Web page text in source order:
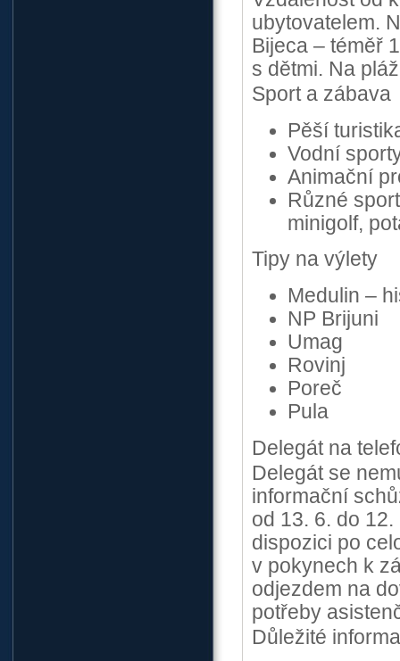
ubytovatelem.
Bijeca – téměř
s dětmi. Na
Sport a zábava
Pěší
Vodní
Animační
Různé
minigolf,
Tipy na výlety
Medulin –
NP Brijuni
Umag
Rovinj
Poreč
Pula
Delegát na
Delegát se
informační
od 13. 6. do
dispozici po
v pokynech k
odjezdem na
potřeby
Důležité